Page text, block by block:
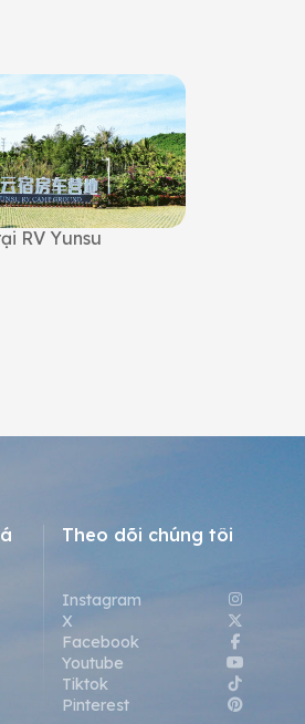
RV Yunsu
Theo dõi chúng tôi
Instagram
X
Facebook
Youtube
Tiktok
Pinterest